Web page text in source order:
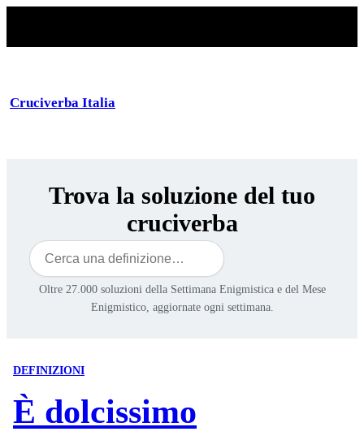
Cruciverba Italia
Trova la soluzione del tuo
cruciverba
Cerca
Oltre 27.000 soluzioni della Settimana Enigmistica e del Mese
Enigmistico, aggiornate ogni settimana.
DEFINIZIONI
È dolcissimo